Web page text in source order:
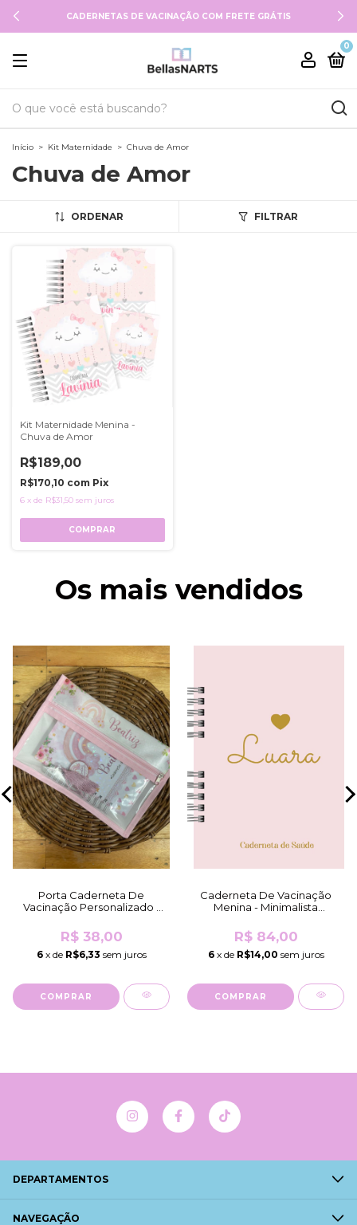
CADERNETAS DE VACINAÇÃO COM FRETE GRÁTIS
0
Início > Kit Maternidade > Chuva de Amor
Chuva de Amor
ORDENAR FILTRAR
Kit Maternidade Menina -
Chuva de Amor
R$189,00
R$170,10 com Pix
6 x de R$31,50 sem juros
COMPRAR
Os mais vendidos
Porta Caderneta De
Vacinação Personalizado -
Caderneta/K...
R$ 38,00
6x de R$6,33 sem juros
COMPRAR
Caderneta De Vacinação
Menina - Minimalista
Holográfico)
R$ 84,00
6x de R$14,00 sem juros
COMPRAR
DEPARTAMENTOS
NAVEGAÇÃO